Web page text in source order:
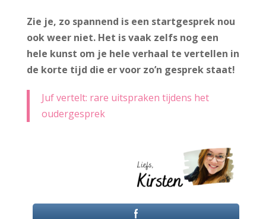
Zie je, zo spannend is een startgesprek nou
ook weer niet. Het is vaak zelfs nog een
hele kunst om je hele verhaal te vertellen in
de korte tijd die er voor zo’n gesprek staat!
Juf vertelt: rare uitspraken tijdens het
oudergesprek